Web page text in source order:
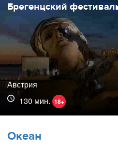
Брегенцский
Австрия
130 мин. 18+
Океан